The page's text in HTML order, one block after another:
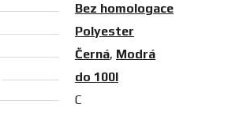
Bez homologace
Polyester
Černá, Modrá
do 100l
C